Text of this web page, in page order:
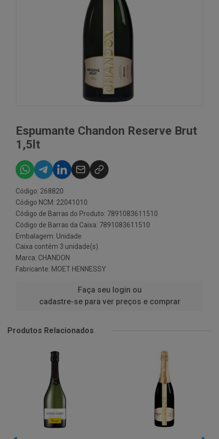
Espumante Chandon Reserve Brut
1,5lt
Código: 268820
Código NCM: 22041010
Código de Barras do Produto: 7891083611510
Código de Barras da Caixa: 7891083611510
Embalagem: Unidade
Caixa contém 3 unidade(s)
Marca: CHANDON
Fabricante: MOET HENNESSY
Faça seu login ou
cadastre-se para ver preços e comprar
Produtos Relacionados